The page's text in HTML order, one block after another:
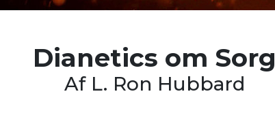
Dianetics om Sorg
Af L. Ron Hubbard